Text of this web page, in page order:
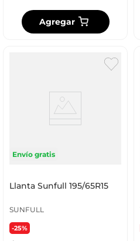
Agregar
Envío gratis
Llanta Sunfull 195/65R15
SUNFULL
-25%